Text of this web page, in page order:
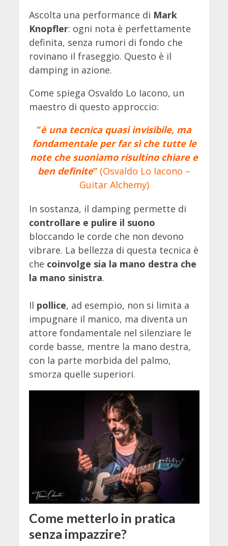
Ascolta una performance di Mark
Knopfler: ogni nota è perfettamente
definita, senza rumori di fondo che
rovinano il fraseggio. Questo è il
damping in azione.
Come spiega Osvaldo Lo Iacono, un
maestro di questo approccio:
“è una tecnica quasi invisibile, ma
fondamentale per far sì che tutte le
note che suoniamo risultino chiare e
ben definite” (Osvaldo Lo Iacono –
Guitar Alchemy)
In sostanza, il damping permette di
controllare e pulire il suono
bloccando le corde che non devono
vibrare. La bellezza di questa tecnica è
che coinvolge sia la mano destra che
la mano sinistra.
Il pollice, ad esempio, non si limita a
impugnare il manico, ma diventa un
attore fondamentale nel silenziare le
corde basse, mentre la mano destra,
con la parte morbida del palmo,
smorza quelle superiori.
Come metterlo in pratica
senza impazzire?